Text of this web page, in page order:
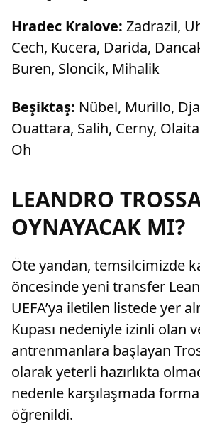
Hradec Kralove: Zadrazil,
Cech, Kucera, Darida,
Buren, Sloncik, Mihalik
Beşiktaş: Nübel, Murillo,
Ouattara, Salih, Cerny,
Oh
LEANDRO
OYNAYACAK MI?
Öte yandan, temsilcimizde
öncesinde yeni transfer
UEFA’ya iletilen listede yer
Kupası nedeniyle izinli olan
antrenmanlara başlayan
olarak yeterli hazırlıkta
nedenle karşılaşmada
öğrenildi.